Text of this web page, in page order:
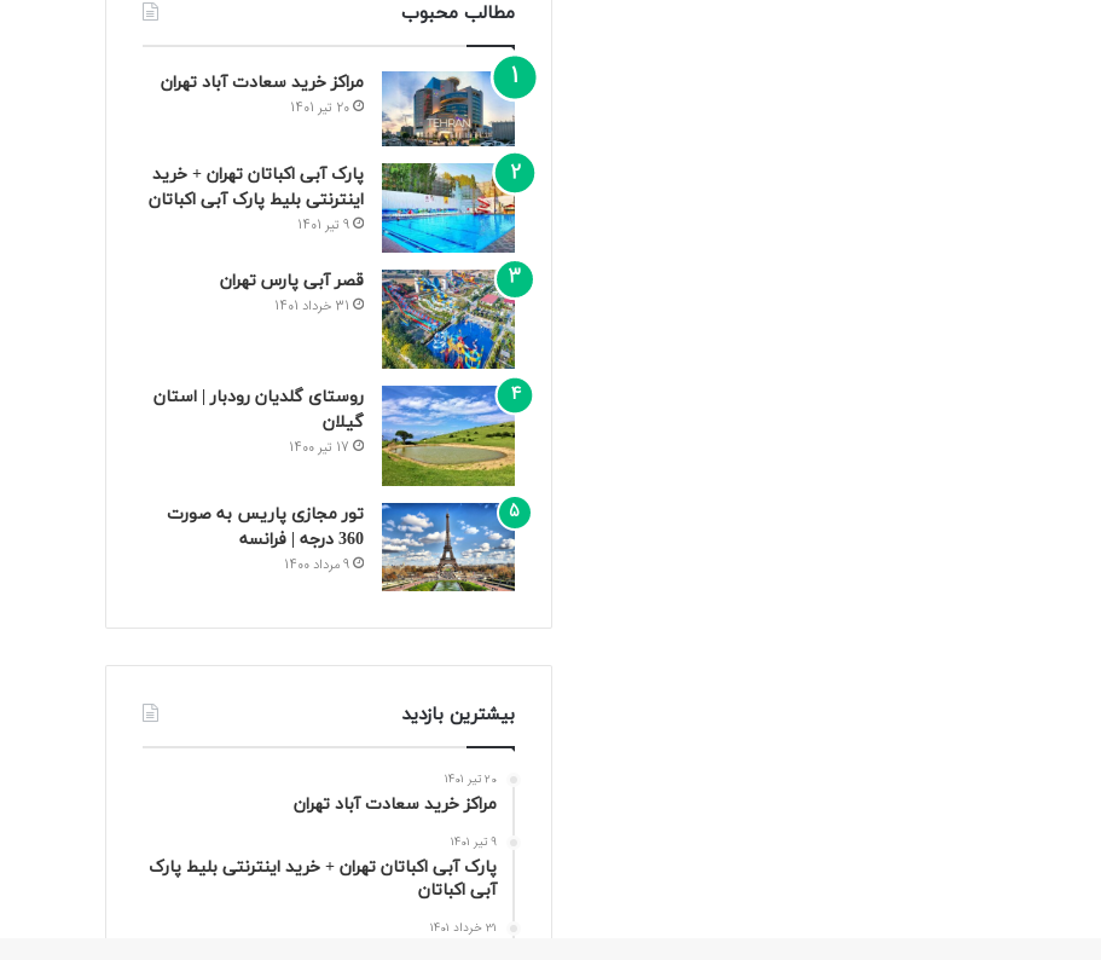
مطالب محبوب
مراکز خرید سعادت‌ آباد تهران
20 تیر 1401
پارک آبی اکباتان تهران + خرید
اینترنتی بلیط پارک آبی اکباتان
9 تیر 1401
قصر آبی پارس تهران
31 خرداد 1401
روستای گلدیان رودبار | استان
گیلان
17 تیر 1400
تور مجازی پاریس به صورت
360 درجه | فرانسه
9 مرداد 1400
بیشترین بازدید
20 تیر 1401
مراکز خرید سعادت‌ آباد تهران
9 تیر 1401
پارک آبی اکباتان تهران + خرید اینترنتی بلیط پارک
آبی اکباتان
31 خرداد 1401